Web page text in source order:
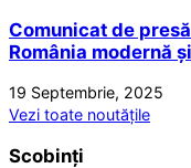
Comunicat de presă
România modernă
19 Septembrie, 2025
Vezi toate noutățile
Scobinți